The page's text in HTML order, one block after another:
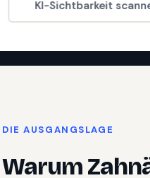
KI-Sichtbarkeit
DIE AUSGANGSLAGE
Warum